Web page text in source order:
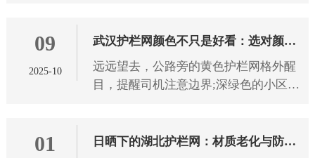
网，需从 武汉铁丝网 材质、工艺
09
2025-10
武汉护栏网颜色不只是好看：选对颜色
防护更靠谱
远远望去，公路旁的黄色护栏网格外醒
目，提醒司机注意边界;深绿色的小区护
从来都不只是为了美观，不同
01 日晒下的湖北护栏网：材质老化与防护